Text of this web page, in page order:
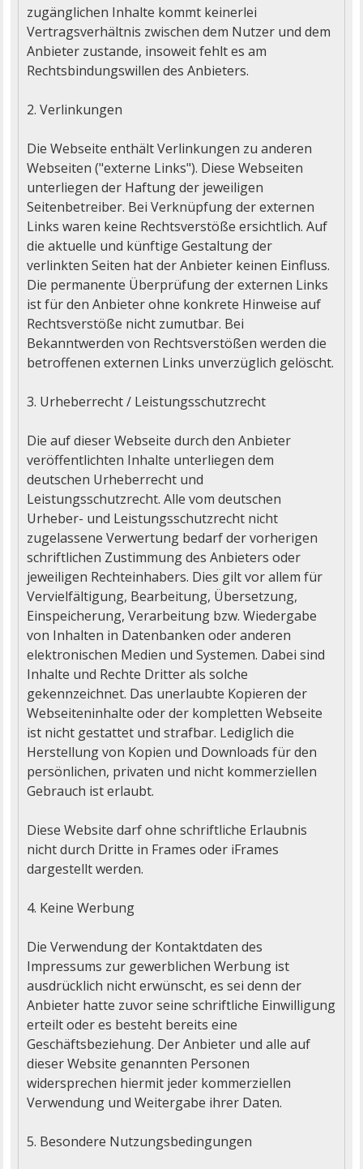
zugänglichen Inhalte kommt keinerlei
Vertragsverhältnis zwischen dem Nutzer und dem
Anbieter zustande, insoweit fehlt es am
Rechtsbindungswillen des Anbieters.
2. Verlinkungen
Die Webseite enthält Verlinkungen zu anderen
Webseiten ("externe Links"). Diese Webseiten
unterliegen der Haftung der jeweiligen
Seitenbetreiber. Bei Verknüpfung der externen
Links waren keine Rechtsverstöße ersichtlich. Auf
die aktuelle und künftige Gestaltung der
verlinkten Seiten hat der Anbieter keinen Einfluss.
Die permanente Überprüfung der externen Links
ist für den Anbieter ohne konkrete Hinweise auf
Rechtsverstöße nicht zumutbar. Bei
Bekanntwerden von Rechtsverstößen werden die
betroffenen externen Links unverzüglich gelöscht.
3. Urheberrecht / Leistungsschutzrecht
Die auf dieser Webseite durch den Anbieter
veröffentlichten Inhalte unterliegen dem
deutschen Urheberrecht und
Leistungsschutzrecht. Alle vom deutschen
Urheber- und Leistungsschutzrecht nicht
zugelassene Verwertung bedarf der vorherigen
schriftlichen Zustimmung des Anbieters oder
jeweiligen Rechteinhabers. Dies gilt vor allem für
Vervielfältigung, Bearbeitung, Übersetzung,
Einspeicherung, Verarbeitung bzw. Wiedergabe
von Inhalten in Datenbanken oder anderen
elektronischen Medien und Systemen. Dabei sind
Inhalte und Rechte Dritter als solche
gekennzeichnet. Das unerlaubte Kopieren der
Webseiteninhalte oder der kompletten Webseite
ist nicht gestattet und strafbar. Lediglich die
Herstellung von Kopien und Downloads für den
persönlichen, privaten und nicht kommerziellen
Gebrauch ist erlaubt.
Diese Website darf ohne schriftliche Erlaubnis
nicht durch Dritte in Frames oder iFrames
dargestellt werden.
4. Keine Werbung
Die Verwendung der Kontaktdaten des
Impressums zur gewerblichen Werbung ist
ausdrücklich nicht erwünscht, es sei denn der
Anbieter hatte zuvor seine schriftliche Einwilligung
erteilt oder es besteht bereits eine
Geschäftsbeziehung. Der Anbieter und alle auf
dieser Website genannten Personen
widersprechen hiermit jeder kommerziellen
Verwendung und Weitergabe ihrer Daten.
5. Besondere Nutzungsbedingungen